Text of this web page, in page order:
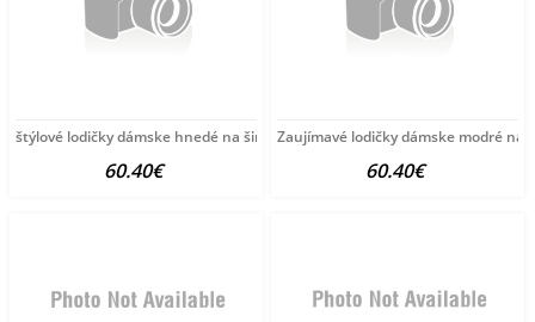
štýlové lodičky dámske hnedé na širokom podpätku
60.40€
Zaujímavé lodičky dámske modré na
60.40€